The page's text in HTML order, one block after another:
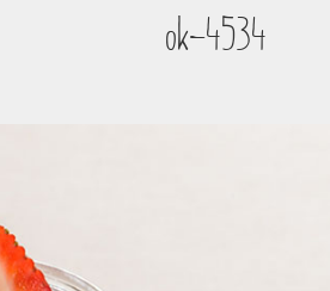
ok-4534